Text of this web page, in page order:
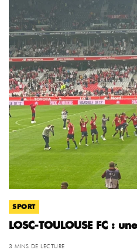
SPORT
LOSC-TOULOUSE FC :
3 MINS DE LECTURE